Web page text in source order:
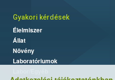
Gyakori kérdések
Élelmiszer
Állat
Növény
Laboratóriumok